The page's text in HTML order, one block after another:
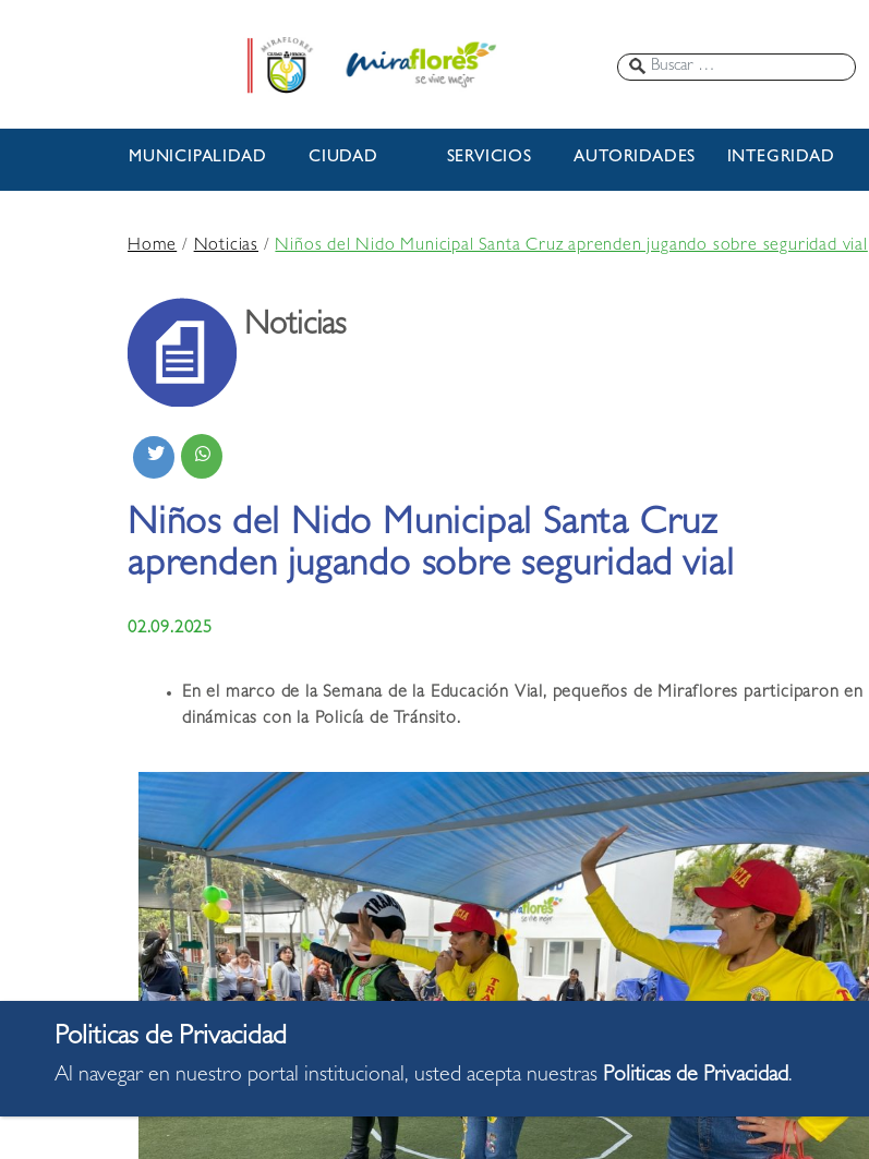
MUNICIPALIDAD CIUDAD SERVICIOS AUTORIDADES INTEGRIDAD
Home/Noticias /Niños del Nido Municipal Santa Cruz aprenden jugando sobre seguridad vial
Noticias
Niños del Nido Municipal Santa Cruz
aprenden jugando sobre seguridad vial
02.09.2025
En el marco de la Semana de la Educación Vial, pequeños de Miraflores participaron en
dinámicas con la Policía de Tránsito.
Al navegar en nuestro portal institucional, usted acepta nuestras Politicas de Privacidad.